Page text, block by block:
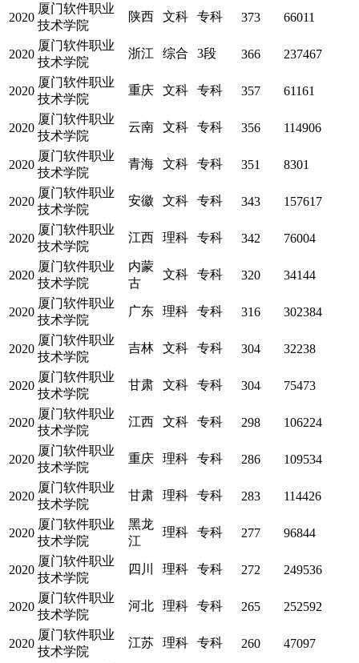
2020
厦门软件职业
技术学院
陕西 文科 专科 373 66011
2020
厦门软件职业
技术学院
浙江 综合 3段 366 237467
2020
厦门软件职业
技术学院
重庆 文科 专科 357 61161
2020
厦门软件职业
技术学院
云南 文科 专科 356 114906
2020
厦门软件职业
技术学院
青海 文科 专科 351 8301
2020
厦门软件职业
技术学院
安徽 文科 专科 343 157617
2020
厦门软件职业
技术学院
江西 理科 专科 342 76004
2020
厦门软件职业
技术学院
内蒙
古
文科 专科 320 34144
2020
厦门软件职业
技术学院
广东 理科 专科 316 302384
2020
厦门软件职业
技术学院
吉林 文科 专科 304 32238
2020
厦门软件职业
技术学院
甘肃 文科 专科 304 75473
2020
厦门软件职业
技术学院
江西 文科 专科 298 106224
2020
厦门软件职业
技术学院
重庆 理科 专科 286 109534
2020
厦门软件职业
技术学院
甘肃 理科 专科 283 114426
2020
厦门软件职业
技术学院
黑龙
江
理科 专科 277 96844
2020
厦门软件职业
技术学院
四川 理科 专科 272 249536
2020
厦门软件职业
技术学院
河北 理科 专科 265 252592
2020
厦门软件职业
技术学院
江苏 理科 专科 260 47097